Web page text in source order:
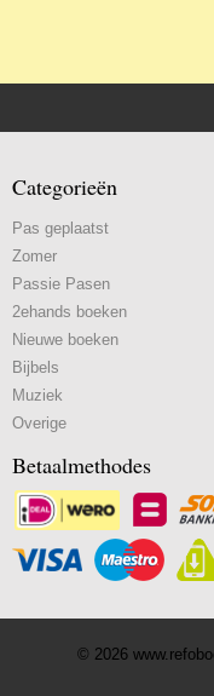
Categorieën
Pas geplaatst
Zomer
Passie Pasen
2ehands boeken
Nieuwe boeken
Bijbels
Muziek
Overige
Betaalmethodes
© 2026